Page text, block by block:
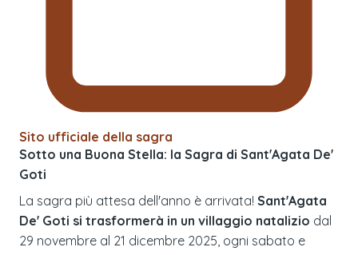
Sito ufficiale della sagra
Sotto una Buona Stella: la Sagra di Sant'Agata De'
Goti
La sagra più attesa dell'anno è arrivata! Sant'Agata
De' Goti si trasformerà in un villaggio natalizio dal
29 novembre al 21 dicembre 2025, ogni sabato e